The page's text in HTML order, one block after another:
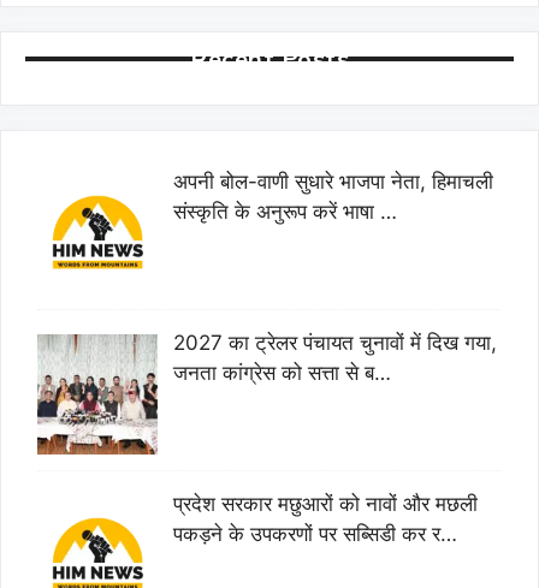
Recent Posts
अपनी बोल-वाणी सुधारे भाजपा नेता, हिमाचली
संस्कृति के अनुरूप करें भाषा …
2027 का ट्रेलर पंचायत चुनावों में दिख गया,
जनता कांग्रेस को सत्ता से ब…
प्रदेश सरकार मछुआरों को नावों और मछली
पकड़ने के उपकरणों पर सब्सिडी कर र…